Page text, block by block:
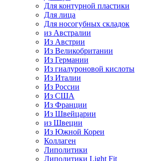
Для контурной пластики
Для лица
Для носогубных складок
из Австралии
Из Австрии
Из Великобритании
Из Германии
Из гиалуроновой кислоты
Из Италии
Из России
Из США
Из Франции
Из Швейцарии
из Швеции
Из Южной Кореи
Коллаген
Липолитики
Липолитики Light Fit